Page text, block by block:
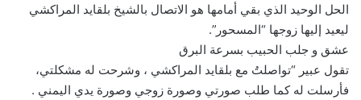
الحل الوحيد الذي بقي أمامها هو الاتصال بالشيخ بلقايد المراكشي
ليعيد إليها زوجها “المسحور”.
عشق و جلب الحبيب بسرعة البرق
تقول عبير “تواصلتُ مع بلقايد المراكشي ، وشرحت له مشكلتي،
فأرسلت له كما طلب صورتي وصورة زوجي وصورة يدي اليمني .